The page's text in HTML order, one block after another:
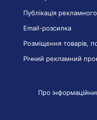
Публікація
Email-розсилка
Розміщення товарів,
Річний рекламний
Про